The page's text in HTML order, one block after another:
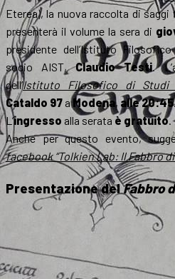
Eterea), la nuova raccolta di saggi
presenterà il volume la sera di
presidente dell’Istituto
socio AIST,Claudio Testi.
dell’Istituto Filosofico di Studi
Cataldo 97 aModena, alle 20:45
L’ingresso alla serata è gratuito.
Anche per questo evento,
facebook “Tolkien Lab: Il Fabbro di
Presentazione delFabbro